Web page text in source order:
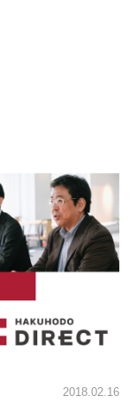
2018.02.16